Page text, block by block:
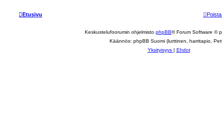
Etusivu
Keskustelufoorumin ohjelmisto phpBB® Forum Software ©
Käännös: phpBB Suomi (lurttinen, harritapio,
Yksityisyys
Ehdot